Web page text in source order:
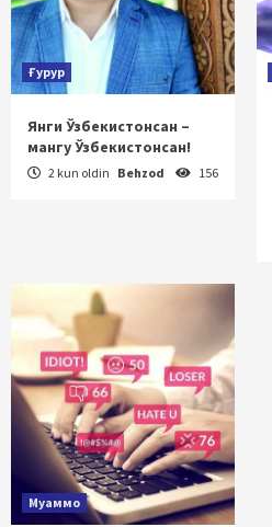
Ғурур
Янги Ўзбекистонсан –
мангу Ўзбекистонсан!
2 kun oldin Behzod 156
Муаммо